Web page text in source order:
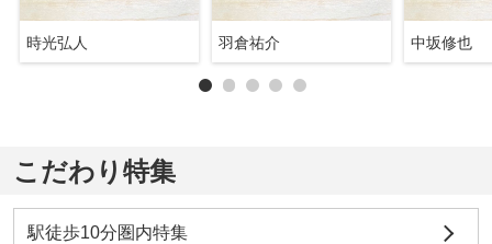
時光弘人 羽倉祐介 中坂修也
こだわり特集
駅徒歩10分圏内特集